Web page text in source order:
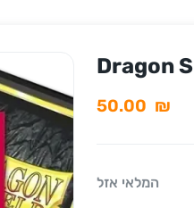
Dragon
50.00 ₪
המלאי אזל